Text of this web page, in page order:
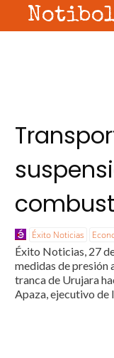
Éxito Noticias
Éxito Noticias, 27
medidas de presión
tranca de Urujara
Apaza, ejecutivo de